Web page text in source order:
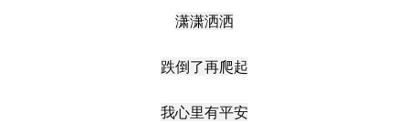
潇潇洒洒
跌倒了再爬起
我心里有平安